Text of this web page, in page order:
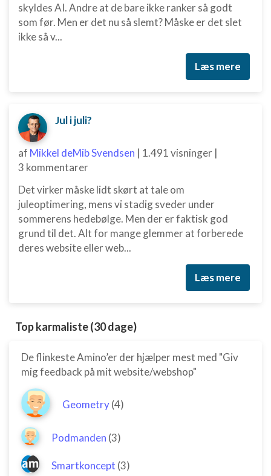
skyldes AI. Andre at de bare ikke ranker så godt
som før. Men er det nu så slemt? Måske er det slet
ikke så v...
Læs mere
Jul i juli?
af Mikkel deMib Svendsen | 1.491 visninger |
3 kommentarer
Det virker måske lidt skørt at tale om
juleoptimering, mens vi stadig sveder under
sommerens hedebølge. Men der er faktisk god
grund til det. Alt for mange glemmer at forberede
deres website eller web...
Læs mere
Top karmaliste (30 dage)
De flinkeste Amino’er der hjælper mest med "Giv
mig feedback på mit website/webshop"
Geometry(4)
Podmanden (3)
Smartkoncept (3)